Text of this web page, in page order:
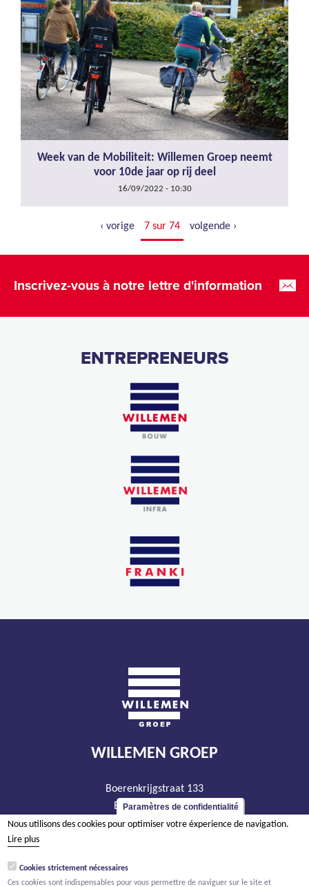
Week van de Mobiliteit: Willemen Groep neemt
voor 10de jaar op rij deel
16/09/2022 - 10:30
‹ vorige 7 sur 74 volgende ›
Inscrivez-vous à notre lettre d'information
ENTREPRENEURS
WILLEMEN GROEP
Boerenkrijgstraat 133
BE - 2800 Malines
tél +32 15 569 965
TVA BE 0466.256.432
Paramètres de confidentialité
Nous utilisons des cookies pour optimiser votre éxperience de navigation.
Lire plus
Cookies strictement nécessaires
Ces cookies sont indispensables pour vous permettre de naviguer sur le site et